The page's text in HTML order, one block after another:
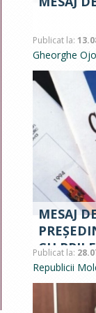
Publicat la:
Gheorghe
MESAJ
CU
Publicat la:
Republicii